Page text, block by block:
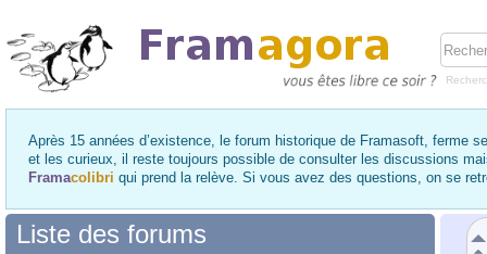
Après 15 années d’existence, le forum historique de Framasoft, ferme
et les curieux, il reste toujours possible de consulter les discussions
Framacolibri qui prend la relève. Si vous avez des questions, on se
Liste des forums